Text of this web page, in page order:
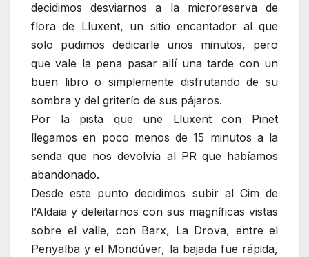
decidimos desviarnos a la microreserva de
flora de Lluxent, un sitio encantador al que
solo pudimos dedicarle unos minutos, pero
que vale la pena pasar allí una tarde con un
buen libro o simplemente disfrutando de su
sombra y del griterío de sus pájaros.
Por la pista que une Lluxent con Pinet
llegamos en poco menos de 15 minutos a la
senda que nos devolvía al PR que habíamos
abandonado.
Desde este punto decidimos subir al Cim de
l’Aldaia y deleitarnos con sus magníficas vistas
sobre el valle, con Barx, La Drova, entre el
Penyalba y el Mondúver, la bajada fue rápida,